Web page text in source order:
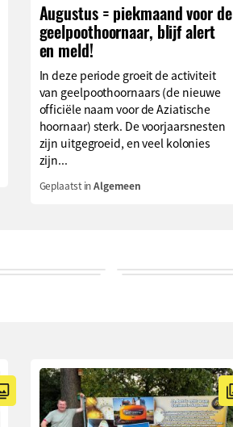
Augustus = piekmaand voor de
geelpoothoornaar, blijf alert
en meld!
In deze periode groeit de activiteit
van geelpoothoornaars (de nieuwe
officiële naam voor de Aziatische
hoornaar) sterk. De voorjaarsnesten
zijn uitgegroeid, en veel kolonies
zijn...
Geplaatst inAlgemeen